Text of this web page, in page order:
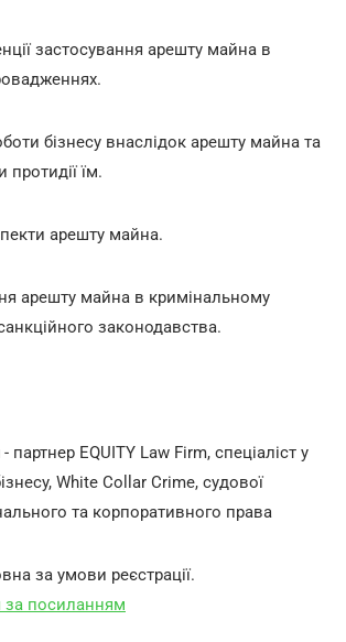
застосування арешту майна в
бізнесу внаслідок арешту майна та
їм.
арешту майна.
арешту майна в кримінальному
законодавства.
- партнер EQUITY Law Firm, спеціаліст у
White Collar Crime, судової
та корпоративного права
за умови реєстрації.
за посиланням